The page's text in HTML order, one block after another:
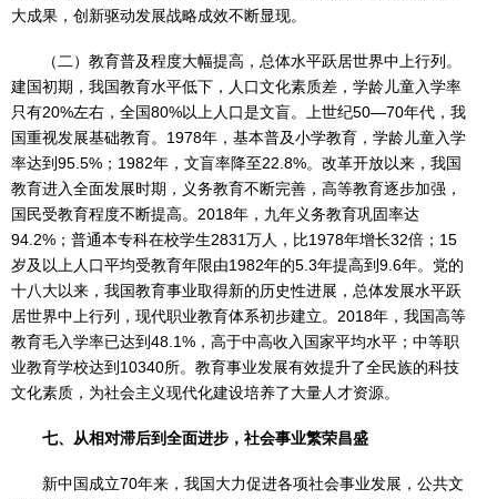
大成果，创新驱动发展战略成效不断显现。
（二）教育普及程度大幅提高，总体水平跃居世界中上行列。
建国初期，我国教育水平低下，人口文化素质差，学龄儿童入学率
只有20%左右，全国80%以上人口是文盲。上世纪50—70年代，我
国重视发展基础教育。1978年，基本普及小学教育，学龄儿童入学
率达到95.5%；1982年，文盲率降至22.8%。改革开放以来，我国
教育进入全面发展时期，义务教育不断完善，高等教育逐步加强，
国民受教育程度不断提高。2018年，九年义务教育巩固率达
94.2%；普通本专科在校学生2831万人，比1978年增长32倍；15
岁及以上人口平均受教育年限由1982年的5.3年提高到9.6年。党的
十八大以来，我国教育事业取得新的历史性进展，总体发展水平跃
居世界中上行列，现代职业教育体系初步建立。2018年，我国高等
教育毛入学率已达到48.1%，高于中高收入国家平均水平；中等职
业教育学校达到10340所。教育事业发展有效提升了全民族的科技
文化素质，为社会主义现代化建设培养了大量人才资源。
七、从相对滞后到全面进步，社会事业繁荣昌盛
新中国成立70年来，我国大力促进各项社会事业发展，公共文